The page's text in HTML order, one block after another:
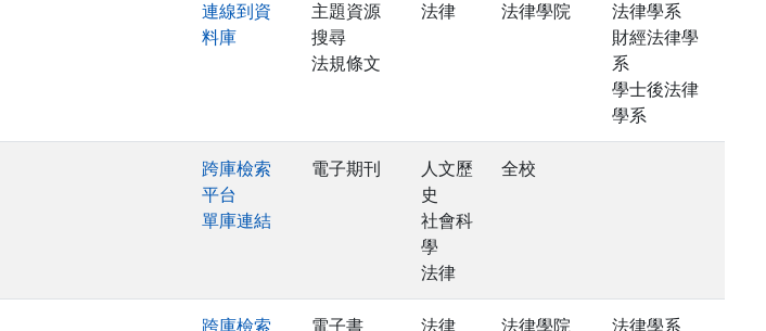
連線到資
料庫
主題資源
搜尋
法規條文
法律 法律學院
法律學系
財經法律學
系
學士後法律
學系
跨庫檢索
平台
單庫連結
電子期刊
人文歷
史
社會科
學
法律
全校
跨庫檢索
電子書
法律 法律學院
法律學系